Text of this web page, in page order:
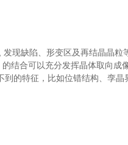
现缺陷、形变区及再结晶晶
结合可以充分发挥晶体取向成
的特征，比如位错结构、孪